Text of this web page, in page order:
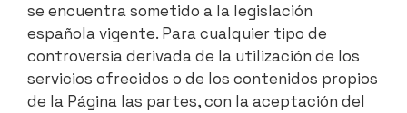
se encuentra sometido a la legislación
española vigente. Para cualquier tipo de
controversia derivada de la utilización de los
servicios ofrecidos o de los contenidos propios
de la Página las partes, con la aceptación del